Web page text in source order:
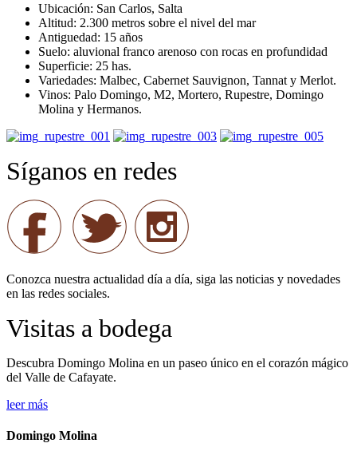
Ubicación: San Carlos, Salta
Altitud: 2.300 metros sobre el nivel del mar
Antiguedad: 15 años
Suelo: aluvional franco arenoso con rocas en profundidad
Superficie: 25 has.
Variedades: Malbec, Cabernet Sauvignon, Tannat y Merlot.
Vinos: Palo Domingo, M2, Mortero, Rupestre, Domingo
Molina y Hermanos.
Síganos en redes
Conozca nuestra actualidad día a día, siga las noticias y novedades
en las redes sociales.
Visitas a bodega
Descubra Domingo Molina en un paseo único en el corazón mágico
del Valle de Cafayate.
leer más
Domingo Molina